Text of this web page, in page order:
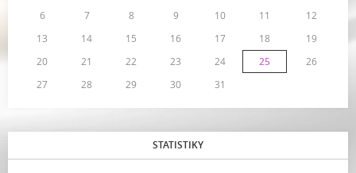
6
7 8 9 10 11
12
13
14 15 16 17 18
19
20
21 22 23 24 25
26
27
28 29 30 31
STATISTIKY